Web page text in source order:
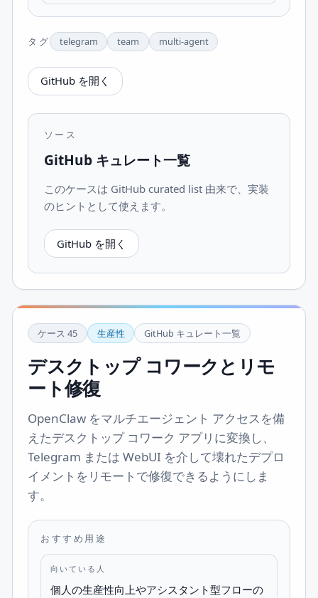
タグ telegram team multi-agent
GitHub を開く
ソース
GitHub キュレート一覧
このケースは GitHub curated list 由来で、実装
のヒントとして使えます。
GitHub を開く
ケース 45 生産性 GitHub キュレート一覧
デスクトップ コワークとリモ
ート修復
OpenClaw をマルチエージェント アクセスを備
えたデスクトップ コワーク アプリに変換し、
Telegram または WebUI を介して壊れたデプロ
イメントをリモートで修復できるようにしま
す。
おすすめ用途
向いている人
個人の生産性向上やアシスタント型フローの